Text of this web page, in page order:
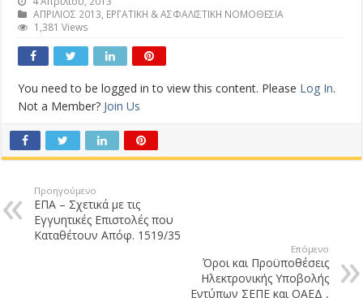
ΑΠΡΙΛΙΟΣ 2013, ΕΡΓΑΤΙΚΗ & ΑΣΦΑΛΙΣΤΙΚΗ ΝΟΜΟΘΕΣΙΑ
1,381 Views
You need to be logged in to view this content. Please Log In.
Not a Member? Join Us
Προηγούμενο
ΕΠΑ – Σχετικά με τις
Εγγυητικές Επιστολές που
Καταθέτουν Απόφ. 1519/35
Επόμενο
Όροι και Προϋποθέσεις
Ηλεκτρονικής Υποβολής
Εντύπων ΣΕΠΕ και ΟΑΕΔ ,